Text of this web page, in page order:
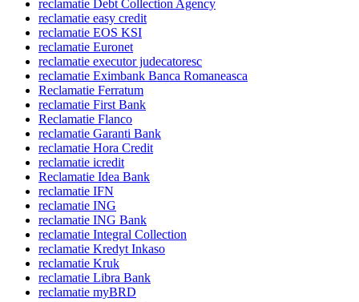
reclamatie Debt Collection Agency
reclamatie easy credit
reclamatie EOS KSI
reclamatie Euronet
reclamatie executor judecatoresc
reclamatie Eximbank Banca Romaneasca
Reclamatie Ferratum
reclamatie First Bank
Reclamatie Flanco
reclamatie Garanti Bank
reclamatie Hora Credit
reclamatie icredit
Reclamatie Idea Bank
reclamatie IFN
reclamatie ING
reclamatie ING Bank
reclamatie Integral Collection
reclamatie Kredyt Inkaso
reclamatie Kruk
reclamatie Libra Bank
reclamatie myBRD